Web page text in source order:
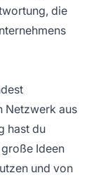
die
Netzwerk aus
hast du
Ideen
und von